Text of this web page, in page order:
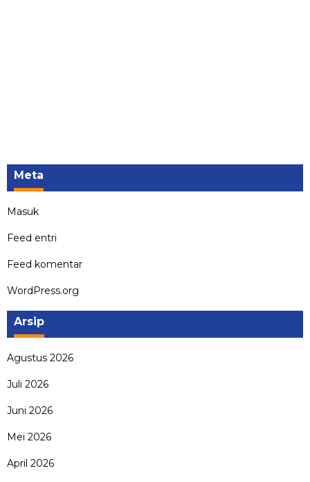
Meta
Masuk
Feed entri
Feed komentar
WordPress.org
Arsip
Agustus 2026
Juli 2026
Juni 2026
Mei 2026
April 2026